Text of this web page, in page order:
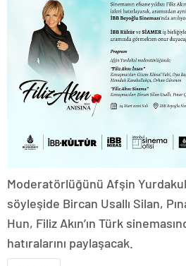
Moderatörlüğünü Afşin
söyleşide Bircan Usallı Silan,
Hun, Filiz Akın’ın Türk
hatıralarını paylaşacak.